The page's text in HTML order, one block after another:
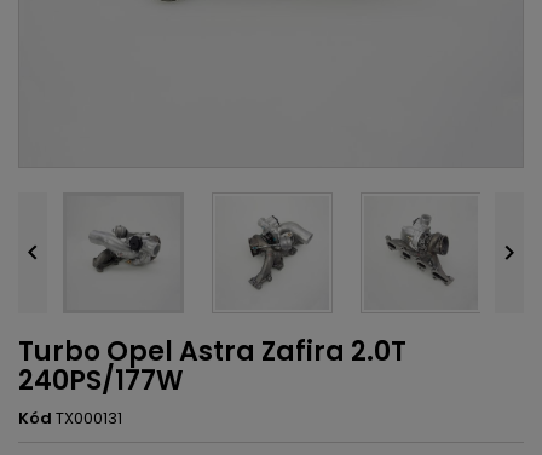
 
Turbo Opel Astra Zafira 2.0T
240PS/177W
Kód TX000131